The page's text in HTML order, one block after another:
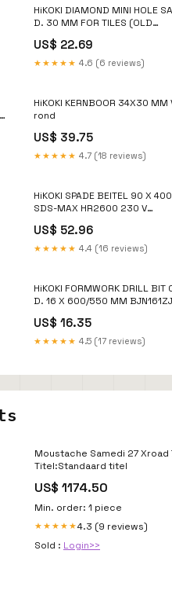
HiKOKI DIAMOND MINI HOLE
D. 30 MM FOR TILES (OLD
US$ 22.69
★★★★★ 4.6 (6 reviews)
HiKOKI KERNBOOR 34X30 MM
rond
US$ 39.75
★★★★★ 4.7 (18 reviews)
HiKOKI SPADE BEITEL 90 X
SDS-MAX HR2600 230 V
US$ 52.96
★★★★★ 4.4 (16 reviews)
HiKOKI FORMWORK DRILL BIT
D. 16 X 600/550 MM
US$ 16.35
★★★★★ 4.5 (17 reviews)
Moustache Samedi 27 Xroad
Titel:Standaard titel
US$ 1174.50
Min. order: 1 piece
★★★★★4.3 (9 reviews)
Sold : Login>>